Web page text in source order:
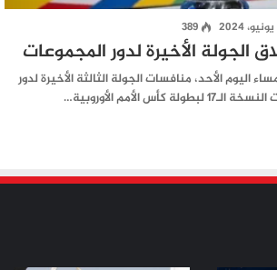
389
اليوم الأحد، منافسات الجولة الثالثة الأخيرة لدور
الأمم الأوروبية…